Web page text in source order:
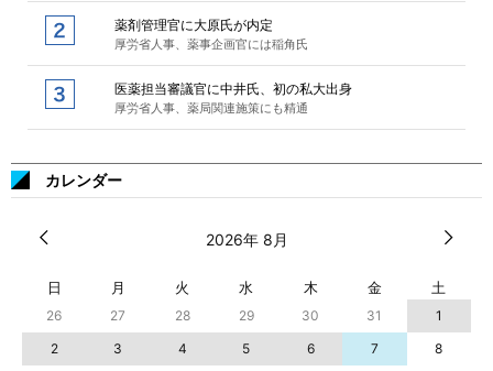
薬剤管理官に大原氏が内定
厚労省人事、薬事企画官には稲角氏
医薬担当審議官に中井氏、初の私大出身
厚労省人事、薬局関連施策にも精通
カレンダー
2026年 8月
日 月 火 水 木 金 土
26 27 28 29 30 31
1
2
3 4 5 6 7
8